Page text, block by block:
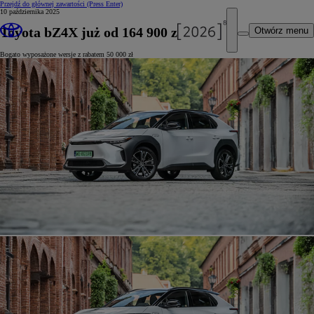
Przejdź do głównej zawartości (Press Enter)
Otwórz menu
10 października 2025
Toyota bZ4X już od 164 900 zł
Bogato wyposażone wersje z rabatem 50 000 zł